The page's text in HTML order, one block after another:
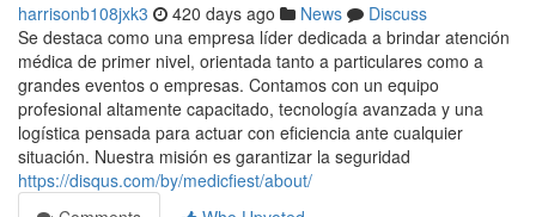
harrisonb108jxk3 420 days ago News
Discuss
Se destaca como una empresa líder dedicada a brindar atención
médica de primer nivel, orientada tanto a particulares como a
grandes eventos o empresas. Contamos con un equipo
profesional altamente capacitado, tecnología avanzada y una
logística pensada para actuar con eficiencia ante cualquier
situación. Nuestra misión es garantizar la seguridad
https://disqus.com/by/medicfiest/about/